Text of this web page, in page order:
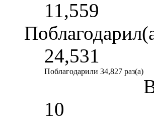
11,559
24,531
Поблагодарили 34,827 раз(а)
10